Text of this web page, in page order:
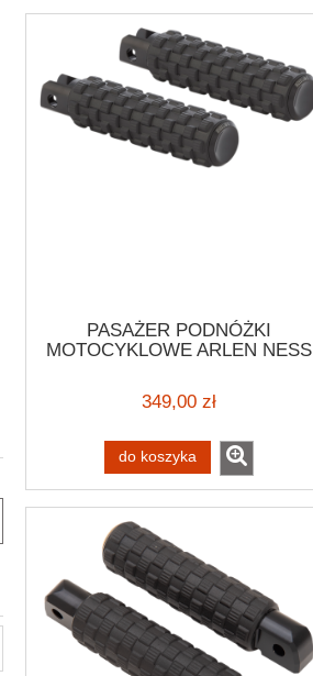
PASAŻER PODNÓŻKI
MOTOCYKLOWE ARLEN NESS
FOOTPEGS HARLEY CUSTOM
349,00 zł
do koszyka